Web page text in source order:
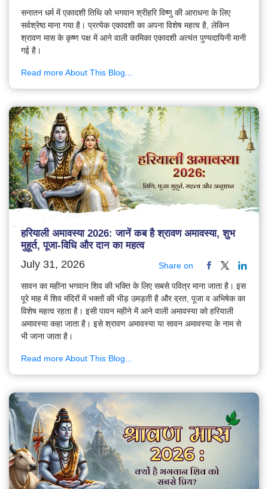
सनातन धर्म में एकादशी तिथि को भगवान श्रीहरि विष्णु की आराधना के लिए
सर्वश्रेष्ठ माना गया है। प्रत्येक एकादशी का अपना विशेष महत्व है, लेकिन
श्रावण मास के कृष्ण पक्ष में आने वाली कामिका एकादशी अत्यंत पुण्यदायिनी मानी
गई है।
Read more About This Blog...
हरियाली अमावस्या 2026: जानें कब है श्रावण अमावस्या, शुभ
मुहूर्त, पूजा-विधि और दान का महत्व
July 31, 2026 Share on
सावन का महीना भगवान शिव की भक्ति के लिए सबसे पवित्र माना जाता है। इस
पूरे माह में शिव मंदिरों में भक्तों की भीड़ उमड़ती है और व्रत, पूजा व अभिषेक का
विशेष महत्व रहता है। इसी पावन महीने में आने वाली अमावस्या को हरियाली
अमावस्या कहा जाता है। इसे श्रावण अमावस्या या सावन अमावस्या के नाम से
भी जाना जाता है।
Read more About This Blog...